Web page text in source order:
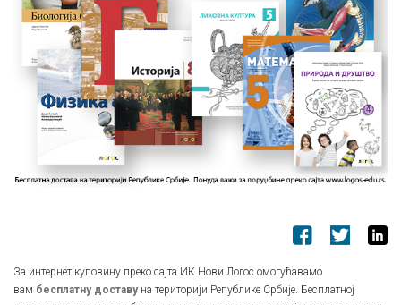
За интернет куповину преко сајта ИК Нови Логос омогућавамо
вам бесплатну доставуна територији Републике Србије. Бесплатној